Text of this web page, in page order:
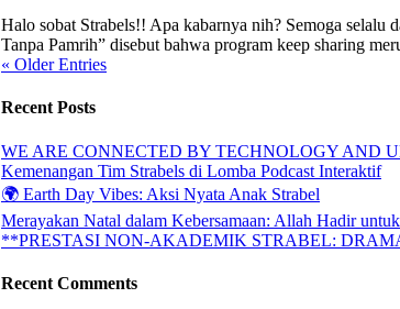
Halo sobat Strabels!! Apa kabarnya nih? Semoga
Tanpa Pamrih” disebut bahwa program keep sharing
« Older Entries
Recent Posts
WE ARE CONNECTED BY TECHNOLOGY AND
Kemenangan Tim Strabels di Lomba Podcast Interaktif
🌍 Earth Day Vibes: Aksi Nyata Anak Strabel
Merayakan Natal dalam Kebersamaan: Allah Hadir
**PRESTASI NON-AKADEMIK STRABEL:
Recent Comments